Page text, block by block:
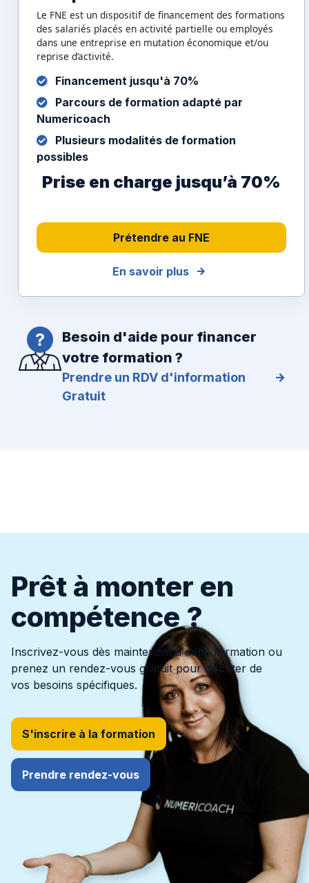
Le FNE est un dispositif de financement des formations
des salariés placés en activité partielle ou employés
dans une entreprise en mutation économique et/ou
reprise d’activité.
Financement jusqu'à 70%
Parcours de formation adapté par
Numericoach
Plusieurs modalités de formation
possibles
Prise en charge jusqu’à 70%
Prétendre au FNE
En savoir plus
Besoin d'aide pour financer
votre formation ?
Prendre un RDV d'information
Gratuit
Prêt à monter en
compétence ?
Inscrivez-vous dès maintenant à cette formation ou
prenez un rendez-vous gratuit pour discuter de
vos besoins spécifiques.
S'inscrire à la formation
Prendre rendez-vous